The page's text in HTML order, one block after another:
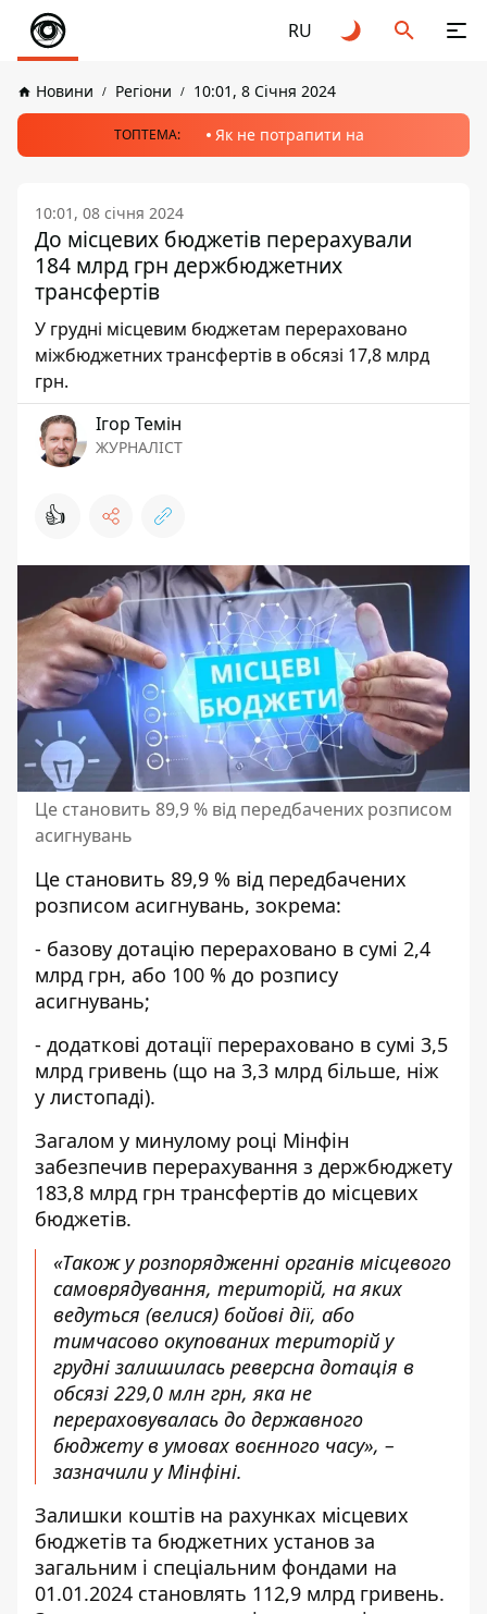
RU
Новини Регіони 10:01, 8 Січня 2024
ТОПТЕМА: Як не потрапити на
10:01, 08 січня 2024
До місцевих бюджетів перерахували
184 млрд грн держбюджетних
трансфертів
У грудні місцевим бюджетам перераховано
міжбюджетних трансфертів в обсязі 17,8 млрд
грн.
Ігор Темін
ЖУРНАЛІСТ
👍
Це становить 89,9 % від передбачених розписом
асигнувань
Це становить 89,9 % від передбачених
розписом асигнувань, зокрема:
- базову дотацію перераховано в сумі 2,4
млрд грн, або 100 % до розпису
асигнувань;
- додаткові дотації перераховано в сумі 3,5
млрд гривень (що на 3,3 млрд більше, ніж
у листопаді).
Загалом у минулому році Мінфін
забезпечив перерахування з держбюджету
183,8 млрд грн трансфертів до місцевих
бюджетів.
«Також у розпорядженні органів місцевого
самоврядування, територій, на яких
ведуться (велися) бойові дії, або
тимчасово окупованих територій у
грудні залишилась реверсна дотація в
обсязі 229,0 млн грн, яка не
перераховувалась до державного
бюджету в умовах воєнного часу», –
зазначили у Мінфіні.
Залишки коштів на рахунках місцевих
бюджетів та бюджетних установ за
загальним і спеціальним фондами на
01.01.2024 становлять 112,9 млрд гривень.